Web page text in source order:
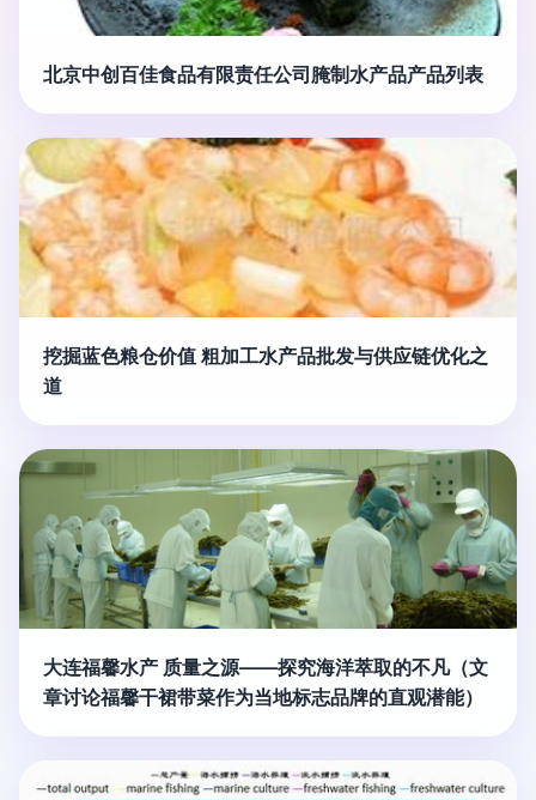
北京中创百佳食品有限责任公司腌制水产品产品列表
挖掘蓝色粮仓价值 粗加工水产品批发与供应链优化之
道
大连福馨水产 质量之源——探究海洋萃取的不凡（文
章讨论福馨干裙带菜作为当地标志品牌的直观潜能）